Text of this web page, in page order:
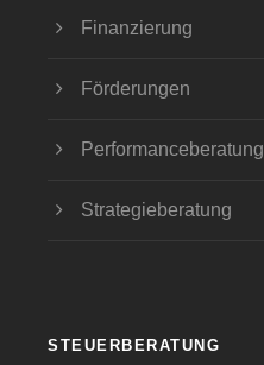
Finanzierung
Förderungen
Performanceberatung
Strategieberatung
STEUERBERATUNG